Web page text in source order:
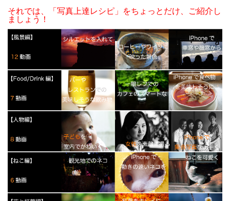
それでは、「写真上達レシピ」をちょっとだけ、ご紹介し
ましょう！